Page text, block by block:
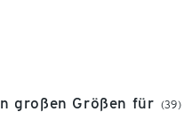
großen Größen für (39)